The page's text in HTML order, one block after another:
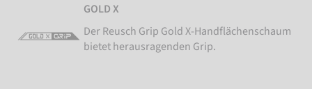
GOLD X
Der Reusch Grip Gold X-Handflächenschaum
bietet herausragenden Grip.